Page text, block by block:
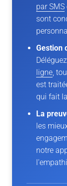
par SMS
sont
Gestion
ligne,
est
qui fait
La
les
notre